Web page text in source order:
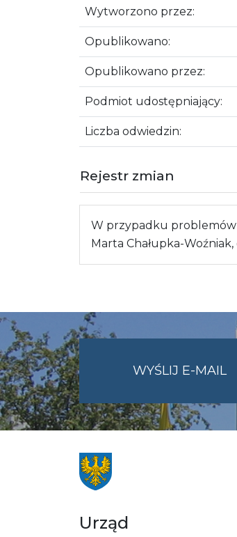
Wytworzono przez:
Opublikowano:
Opublikowano przez:
Podmiot udostępniający:
Liczba odwiedzin:
Rejestr zmian
W przypadku problemów
Marta Chałupka-Woźniak,
WYŚLIJ E-MAILNA
Urząd